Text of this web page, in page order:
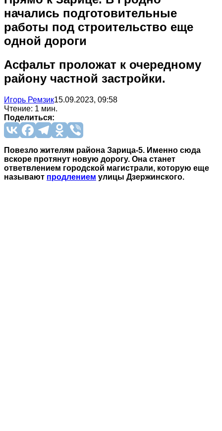
начались подготовительные
работы под строительство еще
одной дороги
Асфальт проложат к очередному
району частной застройки.
Игорь Ремзик15.09.2023, 09:58
Чтение: 1 мин.
Поделиться:
Повезло жителям района Зарица-5. Именно сюда
вскоре протянут новую дорогу. Она станет
ответвлением городской магистрали, которую еще
называют продлением улицы Дзержинского.